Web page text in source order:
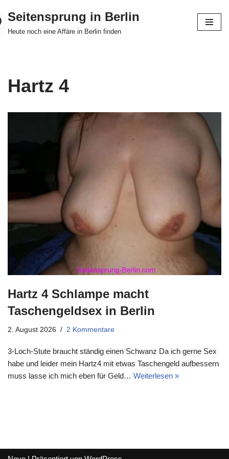
Zum
Seitensprung in Berlin
Heute noch eine Affäre in Berlin finden
Hartz 4
Hartz 4 Schlampe macht
Taschengeldsex in Berlin
2. August 2026 2 Kommentare
3-Loch-Stute braucht ständig einen Schwanz Da ich gerne Sex
habe und leider mein Hartz4 mit etwas Taschengeld aufbessern
muss lasse ich mich eben für Geld… Weiterlesen »